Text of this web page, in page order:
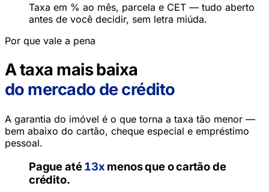
Taxa em % ao mês, parcela e CET — tudo aberto
antes de você decidir, sem letra miúda.
Por que vale a pena
A taxa mais baixa
do mercado de crédito
A garantia do imóvel é o que torna a taxa tão menor —
bem abaixo do cartão, cheque especial e empréstimo
pessoal.
Pague até13x menos que o cartão de
crédito.